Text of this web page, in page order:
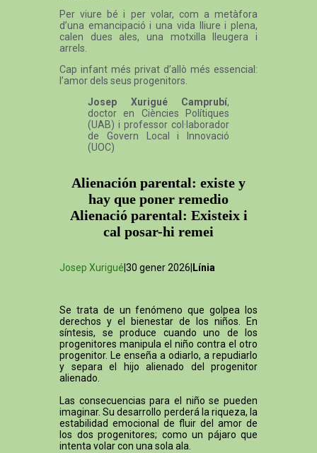
Per viure bé i per volar, com a metàfora
d’una emancipació i una vida lliure i plena,
calen dues ales, una motxilla lleugera i
arrels.
Cap infant més privat d’allò més essencial:
l’amor dels seus progenitors.
Josep Xurigué Camprubí,
doctor en Ciències Polítiques
(UAB) i professor col·laborador
de Govern Local i Innovació
(UOC)
Alienación parental: existe y
hay que poner remedio
Alienació parental: Existeix i
cal posar-hi remei
Josep Xurigué |30 gener 2026| Línia
Se trata de un fenómeno que golpea los
derechos y el bienestar de los niños. En
síntesis, se produce cuando uno de los
progenitores manipula el niño contra el otro
progenitor. Le enseña a odiarlo, a repudiarlo
y separa el hijo alienado del progenitor
alienado.
Las consecuencias para el niño se pueden
imaginar. Su desarrollo perderá la riqueza, la
estabilidad emocional de fluir del amor de
los dos progenitores; como un pájaro que
intenta volar con una sola ala.